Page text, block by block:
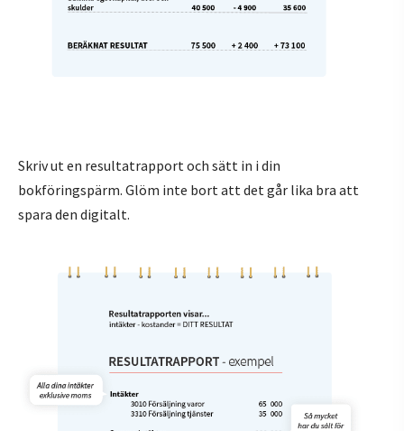
Skriv ut en resultatrapport och sätt in i din
bokföringspärm. Glöm inte bort att det går lika bra att
spara den digitalt.